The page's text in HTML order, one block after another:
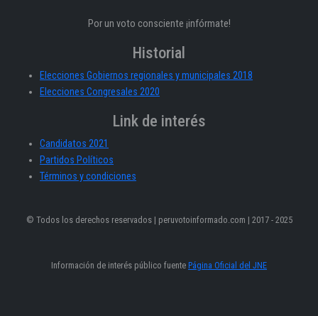
Por un voto consciente ¡infórmate!
Historial
Elecciones Gobiernos regionales y municipales 2018
Elecciones Congresales 2020
Link de interés
Candidatos 2021
Partidos Políticos
Términos y condiciones
© Todos los derechos reservados | peruvotoinformado.com | 2017 - 2025
Información de interés público fuente Página Oficial del JNE